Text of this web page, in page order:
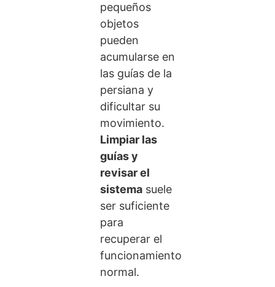
pequeños
objetos
pueden
acumularse en
las guías de la
persiana y
dificultar su
movimiento.
Limpiar las
guías y
revisar el
sistemasuele
ser suficiente
para
recuperar el
funcionamiento
normal.